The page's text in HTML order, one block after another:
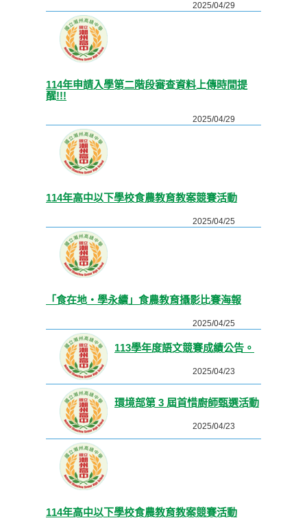
2025/04/29
114年申請入學第二階段審查資料上傳時間提
醒!!!
2025/04/29
114年高中以下學校食農教育教案競賽活動
2025/04/25
「食在地・學永續」食農教育攝影比賽海報
2025/04/25
113學年度語文競賽成績公告。
2025/04/23
環境部第 3 屆首惜廚師甄選活動
2025/04/23
114年高中以下學校食農教育教案競賽活動